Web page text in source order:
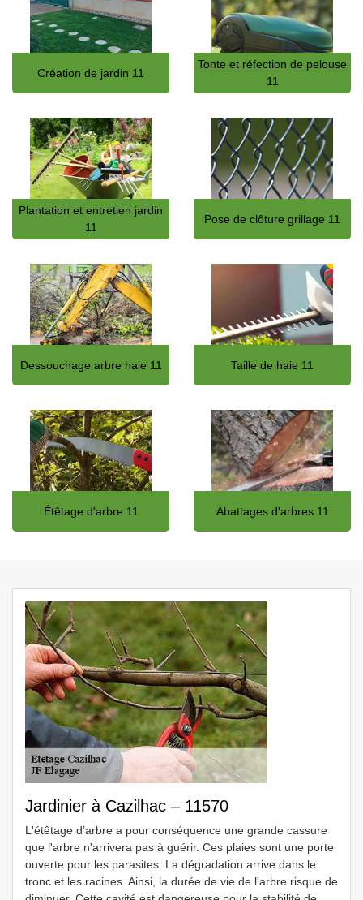
Création de jardin 11
Tonte et réfection de pelouse
11
Plantation et entretien jardin
11
Pose de clôture grillage 11
Dessouchage arbre haie 11 Taille de haie 11
Étêtage d'arbre 11 Abattages d'arbres 11
Jardinier à Cazilhac – 11570
L'étêtage d’arbre a pour conséquence une grande cassure
que l'arbre n'arrivera pas à guérir. Ces plaies sont une porte
ouverte pour les parasites. La dégradation arrive dans le
tronc et les racines. Ainsi, la durée de vie de l'arbre risque de